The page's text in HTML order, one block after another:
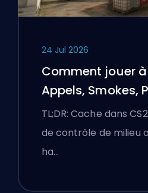
24 Jul 2026
Comment jouer à
Appels, Smokes,
Conseils Premier
TL;DR: Cache dans
de contrôle de milieu
ha…